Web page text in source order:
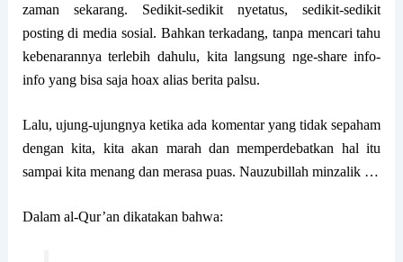
zaman sekarang. Sedikit-sedikit nyetatus, sedikit-sedikit
posting di media sosial. Bahkan terkadang, tanpa mencari tahu
kebenarannya terlebih dahulu, kita langsung nge-share info-
info yang bisa saja hoax alias berita palsu.
Lalu, ujung-ujungnya ketika ada komentar yang tidak sepaham
dengan kita, kita akan marah dan memperdebatkan hal itu
sampai kita menang dan merasa puas. Nauzubillah minzalik …
Dalam al-Qur’an dikatakan bahwa: